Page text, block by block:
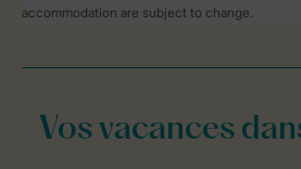
accommodation are subject to change.
Vos vacances